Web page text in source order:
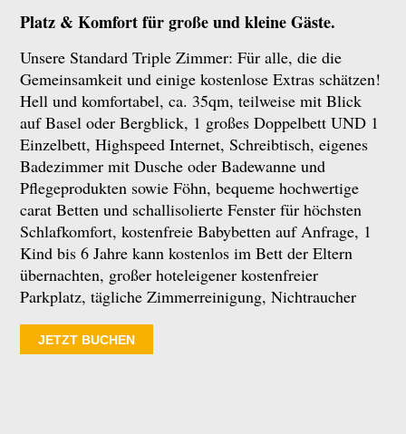
Platz & Komfort für große und kleine Gäste.
Unsere Standard Triple Zimmer: Für alle, die die
Gemeinsamkeit und einige kostenlose Extras schätzen!
Hell und komfortabel, ca. 35qm, teilweise mit Blick
auf Basel oder Bergblick, 1 großes Doppelbett UND 1
Einzelbett, Highspeed Internet, Schreibtisch, eigenes
Badezimmer mit Dusche oder Badewanne und
Pflegeprodukten sowie Föhn, bequeme hochwertige
carat Betten und schallisolierte Fenster für höchsten
Schlafkomfort, kostenfreie Babybetten auf Anfrage, 1
Kind bis 6 Jahre kann kostenlos im Bett der Eltern
übernachten, großer hoteleigener kostenfreier
Parkplatz, tägliche Zimmerreinigung, Nichtraucher
JETZT BUCHEN